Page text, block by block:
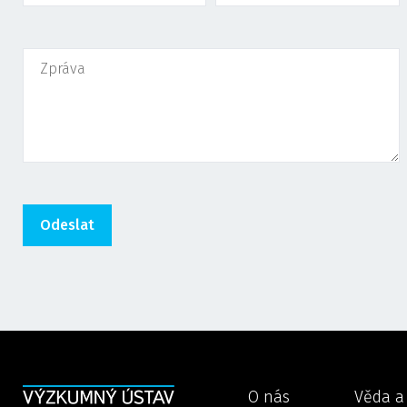
O nás Věda